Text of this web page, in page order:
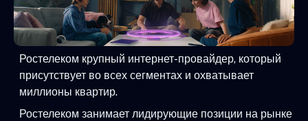
Ростелеком крупный интернет-провайдер, который
присутствует во всех сегментах и охватывает
миллионы квартир.
Ростелеком занимает лидирующие позиции на рынке